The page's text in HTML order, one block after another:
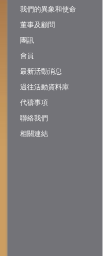
我們的異象和使命
董事及顧問
團訊
會員
最新活動消息
過往活動資料庫
代禱事項
聯絡我們
相關連結